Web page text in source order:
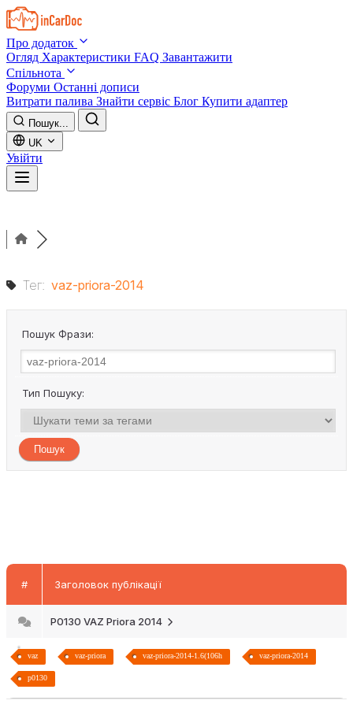
Skip to main content
Про додаток
Огляд Характеристики FAQ Завантажити
Спільнота
Форуми Останні дописи
Витрати палива Знайти сервіс Блог Купити адаптер
Пошук...
UK
Увійти
Тег: vaz-priora-2014
Пошук Фрази:
Тип Пошуку:
# Заголовок публікації
P0130 VAZ Priora 2014
vaz vaz-priora vaz-priora-2014-1.6(106h vaz-priora-2014
p0130